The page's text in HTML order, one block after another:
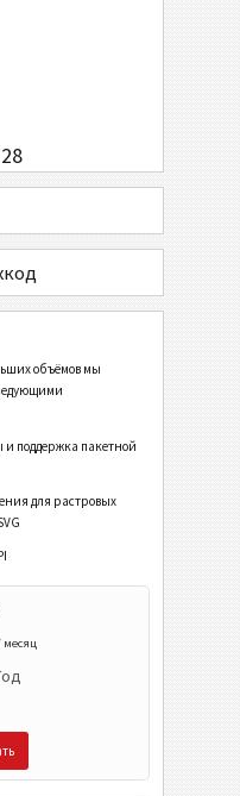
Композитная Символика EAN-8
Композитная Символика EAN-13
GS1
объёмов мы
поддержка пакетной
для растровых